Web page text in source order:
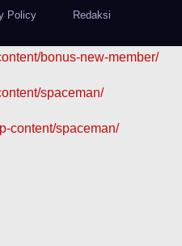
Policy Redaksi
bonus-new-member/
spaceman/
content/spaceman/